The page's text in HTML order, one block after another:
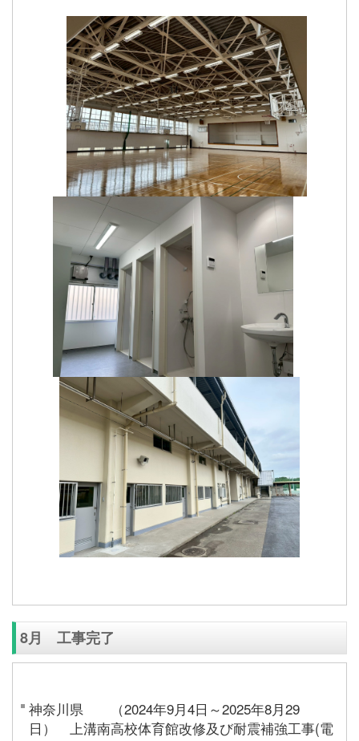
8月 工事完了
神奈川県 （2024年9月4日～2025年8月29
日） 上溝南高校体育館改修及び耐震補強工事(電